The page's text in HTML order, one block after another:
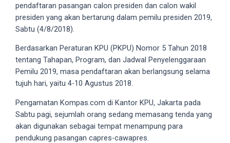
website
several
different
18tube
video
you
upload
pendaftaran pasangan calon presiden dan calon wakil
presiden yang akan bertarung dalam pemilu presiden 2019,
Sabtu (4/8/2018).
Berdasarkan Peraturan KPU (PKPU) Nomor 5 Tahun 2018
tentang Tahapan, Program, dan Jadwal Penyelenggaraan
Pemilu 2019, masa pendaftaran akan berlangsung selama
tujuh hari, yaitu 4-10 Agustus 2018.
Pengamatan Kompas.com di Kantor KPU, Jakarta pada
Sabtu pagi, sejumlah orang sedang memasang tenda yang
akan digunakan sebagai tempat menampung para
pendukung pasangan capres-cawapres.